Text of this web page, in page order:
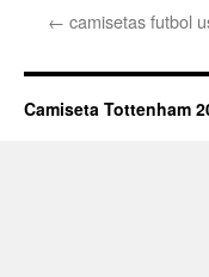
← camisetas futbol
Camiseta Tottenham